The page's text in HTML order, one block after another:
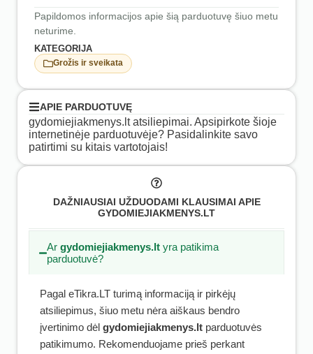
Papildomos informacijos apie šią parduotuvę šiuo metu
neturime.
KATEGORIJA
Grožis ir sveikata
APIE PARDUOTUVĘ
gydomiejiakmenys.lt atsiliepimai. Apsipirkote šioje
internetinėje parduotuvėje? Pasidalinkite savo
patirtimi su kitais vartotojais!
DAŽNIAUSIAI UŽDUODAMI KLAUSIMAI APIE
GYDOMIEJIAKMENYS.LT
Argydomiejiakmenys.lt yra patikima
parduotuvė?
Pagal eTikra.LT turimą informaciją ir pirkėjų
atsiliepimus, šiuo metu nėra aiškaus bendro
įvertinimo dėl gydomiejiakmenys.lt parduotuvės
patikimumo. Rekomenduojame prieš perkant